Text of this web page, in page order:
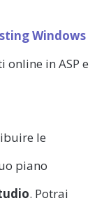
Windows
in ASP e
le
piano
. Potrai